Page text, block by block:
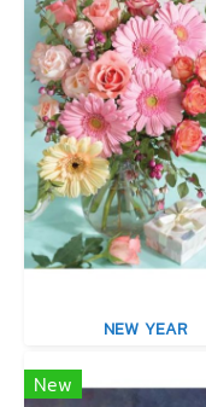
NEW YEAR
New